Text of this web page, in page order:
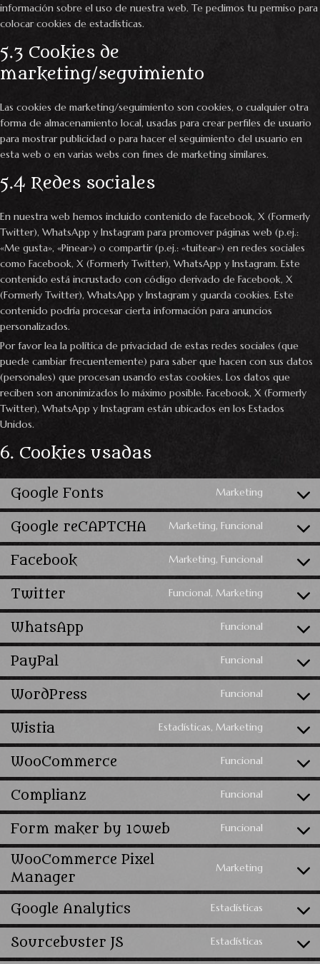
información sobre el uso de nuestra web. Te pedimos tu permiso para
colocar cookies de estadísticas.
5.3 Cookies de
marketing/seguimiento
Las cookies de marketing/seguimiento son cookies, o cualquier otra
forma de almacenamiento local, usadas para crear perfiles de usuario
para mostrar publicidad o para hacer el seguimiento del usuario en
esta web o en varias webs con fines de marketing similares.
5.4 Redes sociales
En nuestra web hemos incluido contenido de Facebook, X (Formerly
Twitter), WhatsApp y Instagram para promover páginas web (p.ej.:
«Me gusta», «Pinear») o compartir (p.ej.: «tuitear») en redes sociales
como Facebook, X (Formerly Twitter), WhatsApp y Instagram. Este
contenido está incrustado con código derivado de Facebook, X
(Formerly Twitter), WhatsApp y Instagram y guarda cookies. Este
contenido podría procesar cierta información para anuncios
personalizados.
Por favor lea la política de privacidad de estas redes sociales (que
puede cambiar frecuentemente) para saber que hacen con sus datos
(personales) que procesan usando estas cookies. Los datos que
reciben son anonimizados lo máximo posible. Facebook, X (Formerly
Twitter), WhatsApp y Instagram están ubicados en los Estados
Unidos.
6. Cookies usadas
Google Fonts Marketing
Google reCAPTCHA Marketing, Funcional
Facebook Marketing, Funcional
Twitter Funcional, Marketing
WhatsApp Funcional
PayPal Funcional
WordPress Funcional
Wistia Estadísticas, Marketing
WooCommerce Funcional
Complianz Funcional
Form maker by 10web Funcional
WooCommerce Pixel
Manager
Marketing
Google Analytics Estadísticas
Sourcebuster JS Estadísticas